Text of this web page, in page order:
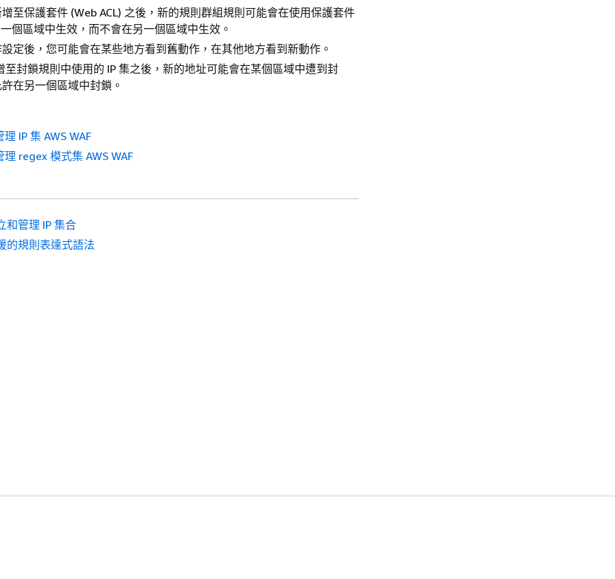
至保護套件 (Web ACL) 之後，新的規則群組規則可能會在使用保護套件
個區域中生效，而不會在另一個區域中生效。
定後，您可能會在某些地方看到舊動作，在其他地方看到新動作。
至封鎖規則中使用的 IP 集之後，新的地址可能會在某個區域中遭到封
在另一個區域中封鎖。
IP 集 AWS WAF
regex 模式集 AWS WAF
和管理 IP 集合
的規則表達式語法